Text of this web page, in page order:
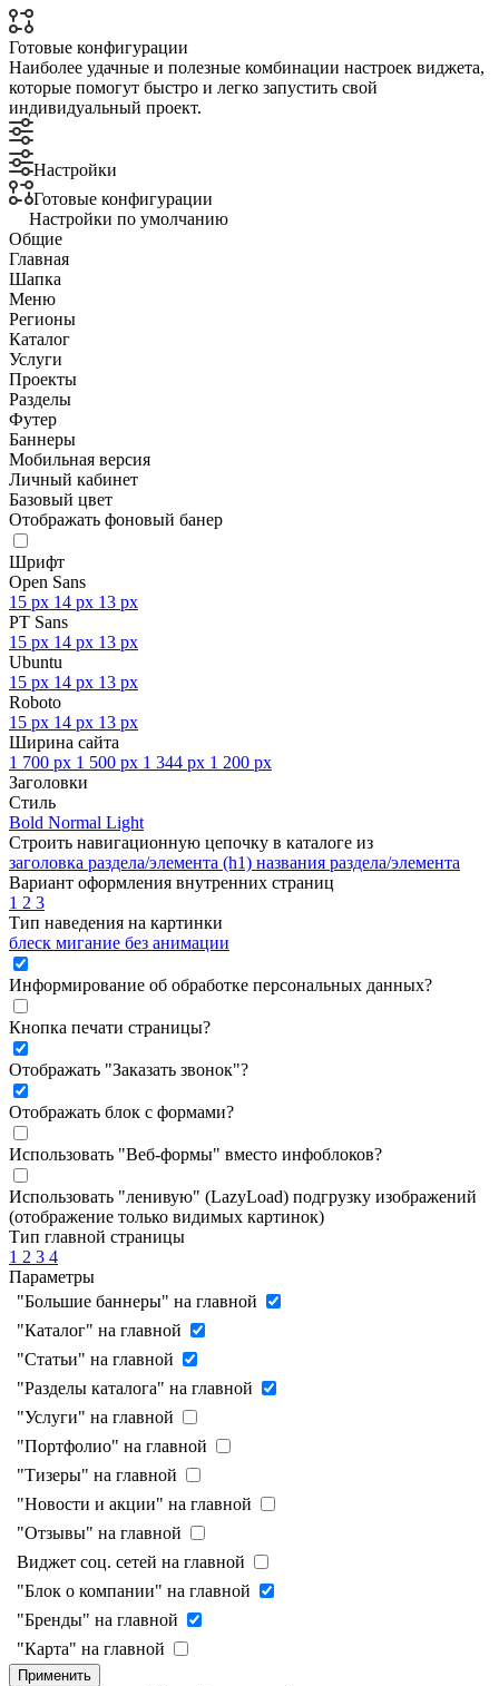
Готовые конфигурации
Наиболее удачные и полезные комбинации настроек виджета,
которые помогут быстро и легко запустить свой
индивидуальный проект.
Настройки
Готовые конфигурации
Настройки по умолчанию
Общие
Главная
Шапка
Меню
Регионы
Каталог
Услуги
Проекты
Разделы
Футер
Баннеры
Мобильная версия
Личный кабинет
Базовый цвет
Отображать фоновый банер
Шрифт
Open Sans
15 px 14 px 13 px
PT Sans
15 px 14 px 13 px
Ubuntu
15 px 14 px 13 px
Roboto
15 px 14 px 13 px
Ширина сайта
1 700 px 1 500 px 1 344 px 1 200 px
Заголовки
Стиль
Bold Normal Light
Строить навигационную цепочку в каталоге из
заголовка раздела/элемента (h1) названия раздела/элемента
Вариант оформления внутренних страниц
1 2 3
Тип наведения на картинки
блеск мигание без анимации
Информирование об обработке персональных данных?
Кнопка печати страницы?
Отображать "Заказать звонок"?
Отображать блок с формами?
Использовать "Веб-формы" вместо инфоблоков?
Использовать "ленивую" (LazyLoad) подгрузку изображений
(отображение только видимых картинок)
Тип главной страницы
1 2 3 4
Параметры
"Большие баннеры" на главной
"Каталог" на главной
"Статьи" на главной
"Разделы каталога" на главной
"Услуги" на главной
"Портфолио" на главной
"Тизеры" на главной
"Новости и акции" на главной
"Отзывы" на главной
Виджет соц. сетей на главной
"Блок о компании" на главной
"Бренды" на главной
"Карта" на главной
Применить